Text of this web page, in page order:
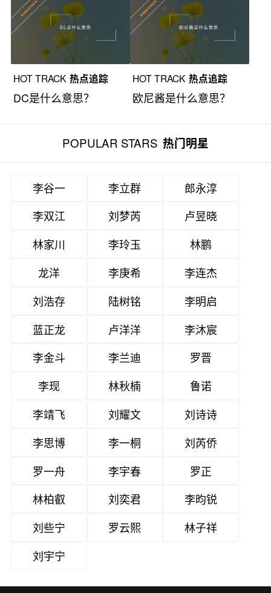
HOT TRACK 热点追踪
DC是什么意思？
HOT TRACK 热点追踪
欧尼酱是什么意思？
POPULAR STARS 热门明星
李谷一 李立群
郎永淳
李双江
刘梦芮
卢昱晓
林家川
李玲玉
林鹏
龙洋
李庚希
李连杰
刘浩存
陆树铭
李明启
蓝正龙
卢洋洋
李沐宸
李金斗
李兰迪
罗晋
李现
林秋楠
鲁诺
李靖飞
刘耀文
刘诗诗
李思博
李一桐
刘芮侨
罗一舟
李宇春
罗正
林柏叡
刘奕君
李昀锐
刘些宁
罗云熙
林子祥
刘宇宁